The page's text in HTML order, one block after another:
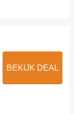
BEKIJK DEAL